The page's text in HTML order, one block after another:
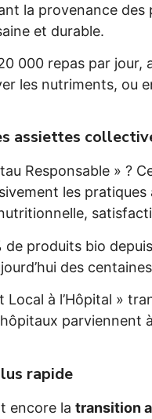
la provenance
et durable.
000 repas par
les nutriments, ou
assiettes
Responsable » ?
les
produits bio
des
à l’Hôpital »
rapide
encore la transition